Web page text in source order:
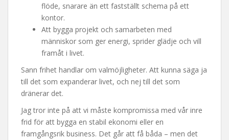
flöde, snarare än ett fastställt schema på ett
kontor.
Att bygga projekt och samarbeten med
människor som ger energi, sprider glädje och vill
framåt i livet.
Sann frihet handlar om valmöjligheter. Att kunna säga ja
till det som expanderar livet, och nej till det som
dränerar det.
Jag tror inte på att vi måste kompromissa med vår inre
frid för att bygga en stabil ekonomi eller en
framgångsrik business. Det går att få båda – men det